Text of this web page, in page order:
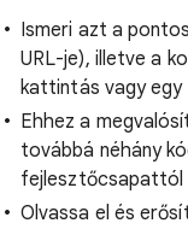
Ismeri azt a
URL-je), illetve a
kattintás vagy egy
Ehhez a
továbbá néhány
fejlesztőcsapattól
Olvassa el és